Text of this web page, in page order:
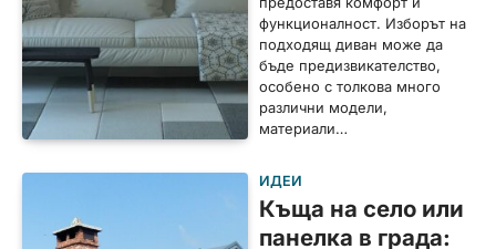
функционалност. Изборът на
подходящ диван може да
бъде предизвикателство,
особено с толкова много
различни модели,
материали…
ИДЕИ
Къща на село или
панелка в града: